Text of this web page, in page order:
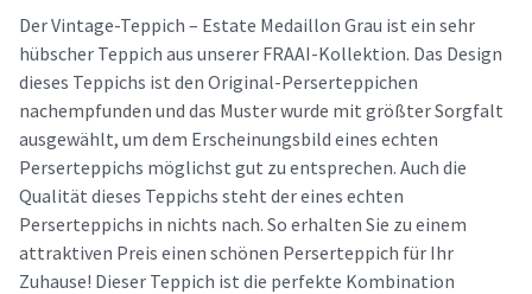
Der Vintage-Teppich – Estate Medaillon Grau ist ein sehr
hübscher Teppich aus unserer FRAAI-Kollektion. Das Design
dieses Teppichs ist den Original-Perserteppichen
nachempfunden und das Muster wurde mit größter Sorgfalt
ausgewählt, um dem Erscheinungsbild eines echten
Perserteppichs möglichst gut zu entsprechen. Auch die
Qualität dieses Teppichs steht der eines echten
Perserteppichs in nichts nach. So erhalten Sie zu einem
attraktiven Preis einen schönen Perserteppich für Ihr
Zuhause! Dieser Teppich ist die perfekte Kombination